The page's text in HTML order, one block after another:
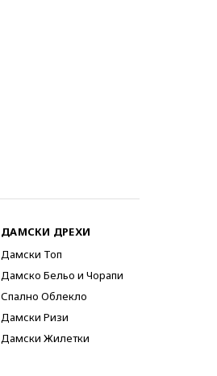
ДАМСКИ ДРЕХИ
Дамски Топ
Дамско Бельо и Чорапи
Спално Облекло
Дамски Ризи
Дамски Жилетки